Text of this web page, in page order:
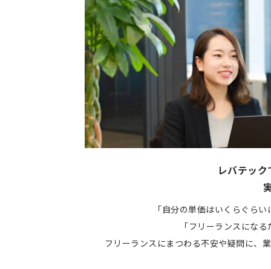
レバテッ
「自分の単価はいくらぐら
「フリーランスにな
フリーランスにまつわる不安や疑問に、